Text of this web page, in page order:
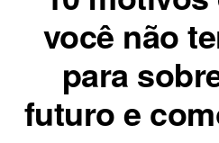
você não
para
futuro e